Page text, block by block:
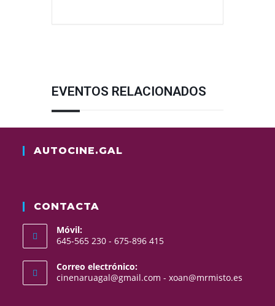
EVENTOS RELACIONADOS
AUTOCINE.GAL
CONTACTA
Móvil:
645-565 230 - 675-896 415
Correo electrónico:
cinenaruagal@gmail.com - xoan@mrmisto.es